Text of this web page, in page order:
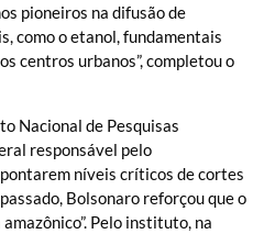
pioneiros na difusão de
como o etanol, fundamentais
centros urbanos”, completou o
Nacional de Pesquisas
responsável pelo
níveis críticos de cortes
Bolsonaro reforçou que o
Pelo instituto, na